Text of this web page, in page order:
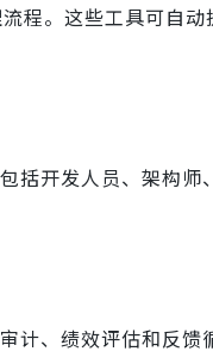
程。这些工具可自
括开发人员、架构
计、绩效评估和反